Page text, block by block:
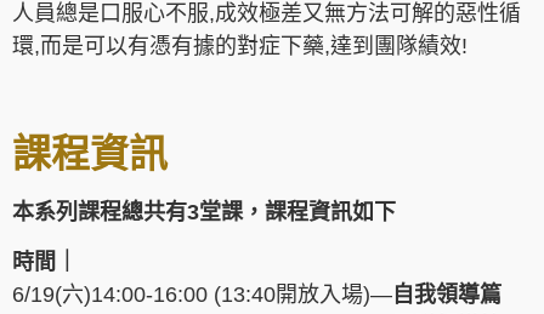
人員總是口服心不服,成效極差又無方法可解的惡性循
環,而是可以有憑有據的對症下藥,達到團隊績效!
課程資訊
本系列課程總共有3堂課，課程資訊如下
時間｜
6/19(六)14:00-16:00 (13:40開放入場)— 自我領導篇